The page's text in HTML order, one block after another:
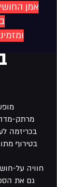
אמן
מרתק-
בכריזמה
בטירוף
חוויה על-
גם את